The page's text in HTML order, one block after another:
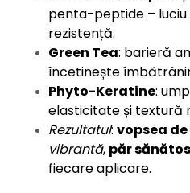
penta-peptide –
rezistență.
Green Tea: barieră
încetinește
Phyto-Keratine:
elasticitate și textură
Rezultatul: vopsea
vibrantă, păr sănătos
fiecare aplicare.